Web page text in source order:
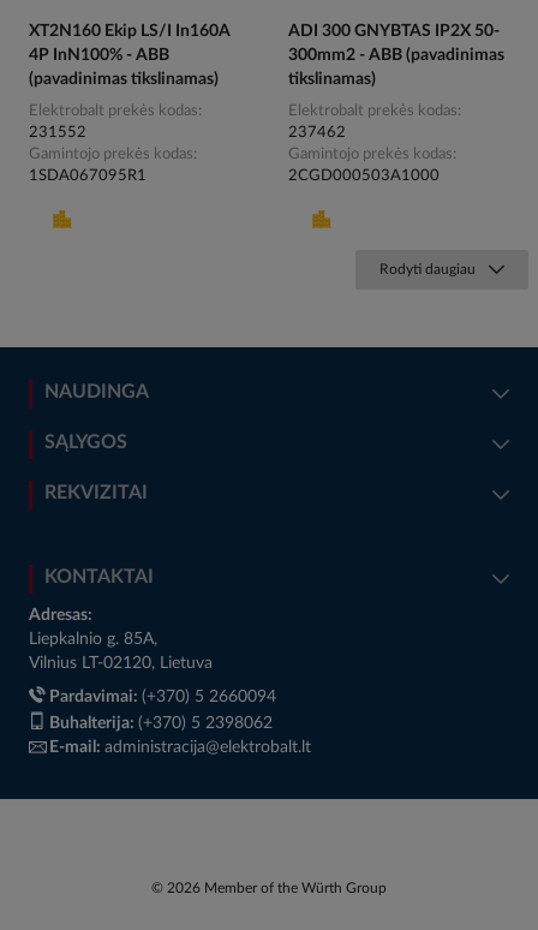
XT2N160 Ekip LS/I In160A
4P InN100% - ABB
(pavadinimas tikslinamas)
Elektrobalt prekės kodas
231552
Gamintojo prekės kodas
1SDA067095R1
ADI 300 GNYBTAS IP2X 50-
300mm2 - ABB (pavadinimas
tikslinamas)
Elektrobalt prekės kodas
237462
Gamintojo prekės kodas
2CGD000503A1000
Rodyti daugiau
NAUDINGA
SĄLYGOS
REKVIZITAI
KONTAKTAI
Adresas:
Liepkalnio g. 85A,
Vilnius LT-02120, Lietuva
Pardavimai: (+370) 5 2660094
Buhalterija: (+370) 5 2398062
E-mail: administracija@elektrobalt.lt
© 2026 Member of the Würth Group